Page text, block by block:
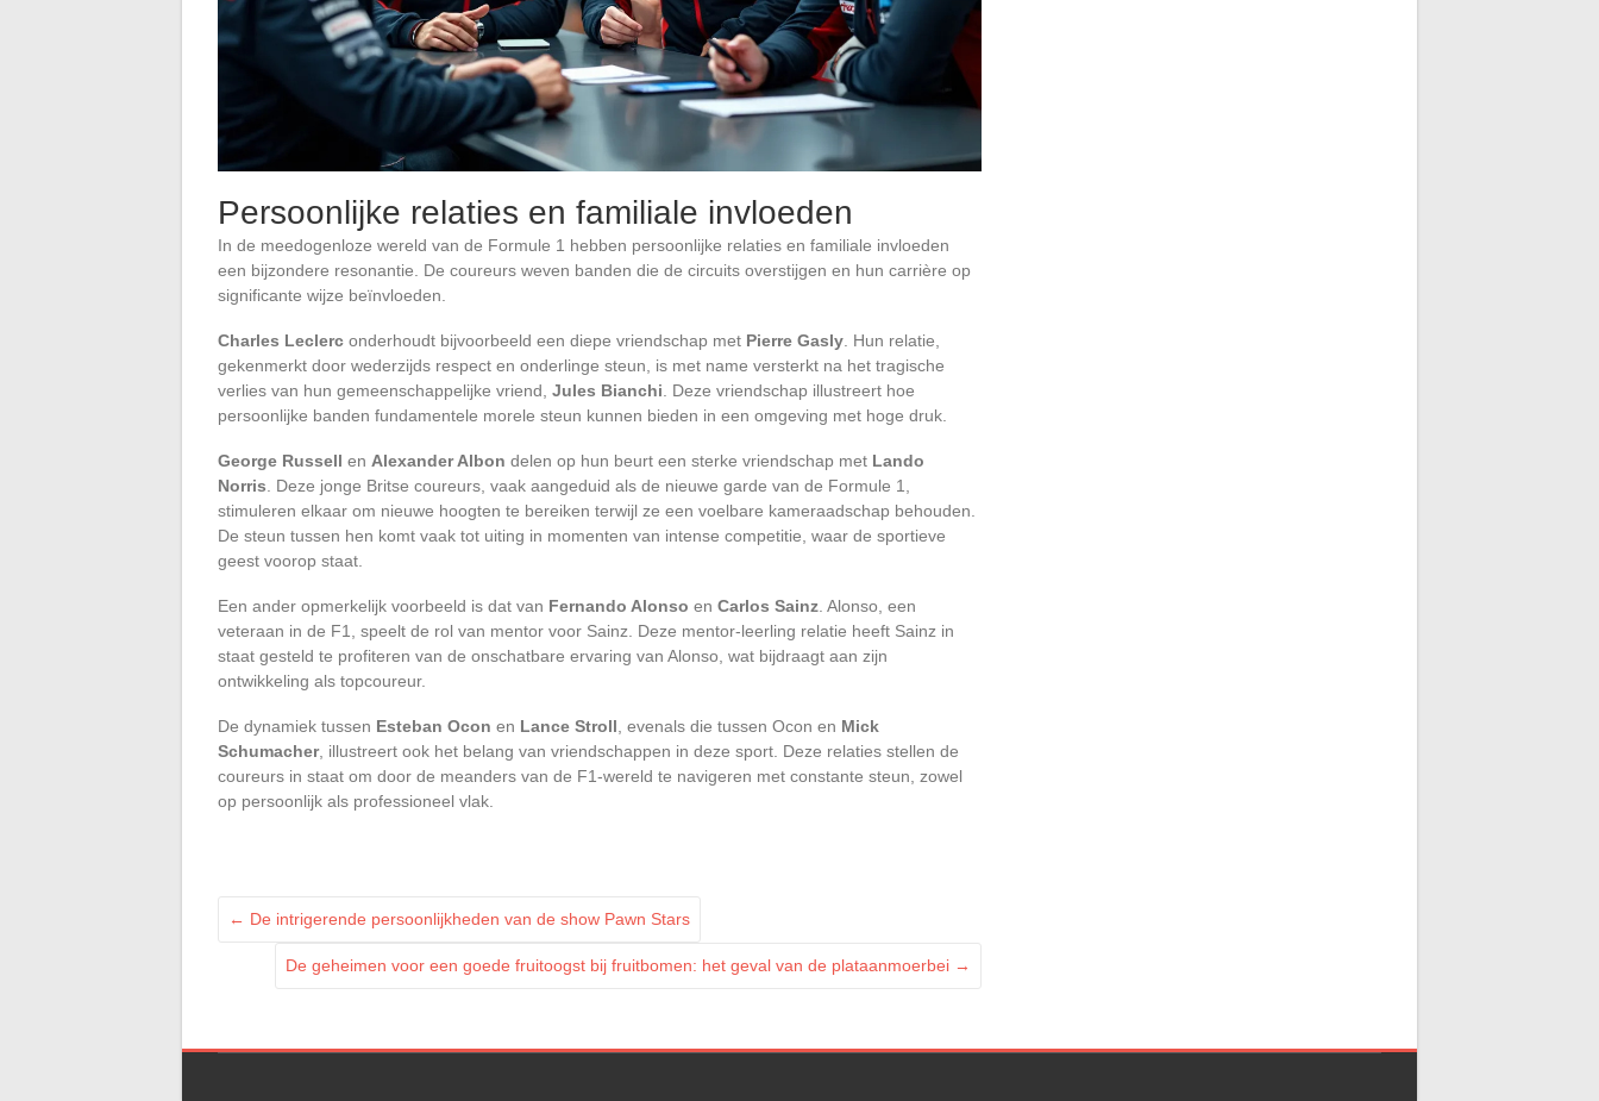
Persoonlijke relaties en familiale invloeden
In de meedogenloze wereld van de Formule 1 hebben persoonlijke relaties en familiale invloeden
een bijzondere resonantie. De coureurs weven banden die de circuits overstijgen en hun carrière op
significante wijze beïnvloeden.
Charles Leclerc onderhoudt bijvoorbeeld een diepe vriendschap met Pierre Gasly . Hun relatie,
gekenmerkt door wederzijds respect en onderlinge steun, is met name versterkt na het tragische
verlies van hun gemeenschappelijke vriend, Jules Bianchi . Deze vriendschap illustreert hoe
persoonlijke banden fundamentele morele steun kunnen bieden in een omgeving met hoge druk.
George Russell en Alexander Albon delen op hun beurt een sterke vriendschap met Lando
Norris . Deze jonge Britse coureurs, vaak aangeduid als de nieuwe garde van de Formule 1,
stimuleren elkaar om nieuwe hoogten te bereiken terwijl ze een voelbare kameraadschap behouden.
De steun tussen hen komt vaak tot uiting in momenten van intense competitie, waar de sportieve
geest voorop staat.
Een ander opmerkelijk voorbeeld is dat van Fernando Alonso en Carlos Sainz . Alonso, een
veteraan in de F1, speelt de rol van mentor voor Sainz. Deze mentor-leerling relatie heeft Sainz in
staat gesteld te profiteren van de onschatbare ervaring van Alonso, wat bijdraagt aan zijn
ontwikkeling als topcoureur.
De dynamiek tussen Esteban Ocon en Lance Stroll , evenals die tussen Ocon en Mick
Schumacher, illustreert ook het belang van vriendschappen in deze sport. Deze relaties stellen de
coureurs in staat om door de meanders van de F1-wereld te navigeren met constante steun, zowel
op persoonlijk als professioneel vlak.
← De intrigerende persoonlijkheden van de show Pawn Stars
De geheimen voor een goede fruitoogst bij fruitbomen: het geval van de plataanmoerbei →